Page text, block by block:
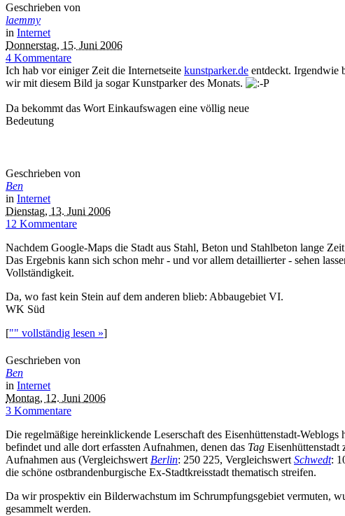
Geschrieben von
laemmy
in Internet
Donnerstag, 15. Juni 2006
4 Kommentare
Ich hab vor einiger Zeit die Internetseite kunstparker.de entdeckt. Irgendwie
wir mit diesem Bild ja sogar Kunstparker des Monats.
Da bekommt das Wort Einkaufswagen eine völlig neue
Bedeutung
Geschrieben von
Ben
in Internet
Dienstag, 13. Juni 2006
12 Kommentare
Nachdem Google-Maps die Stadt aus Stahl, Beton und Stahlbeton lange
Das Ergebnis kann sich schon mehr - und vor allem detaillierter - sehen
Vollständigkeit.
Da, wo fast kein Stein auf dem anderen blieb: Abbaugebiet VI.
WK Süd
["" vollständig lesen »]
Geschrieben von
Ben
in Internet
Montag, 12. Juni 2006
3 Kommentare
Die regelmäßige hereinklickende Leserschaft des Eisenhüttenstadt-
befindet und alle dort erfassten Aufnahmen, denen das Tag
Aufnahmen aus (Vergleichswert Berlin: 250 225, Vergleichswert Schwedt:
die schöne ostbrandenburgische Ex-Stadtkreisstadt thematisch streifen.
Da wir prospektiv ein Bilderwachstum im Schrumpfungsgebiet vermuten,
gesammelt werden.